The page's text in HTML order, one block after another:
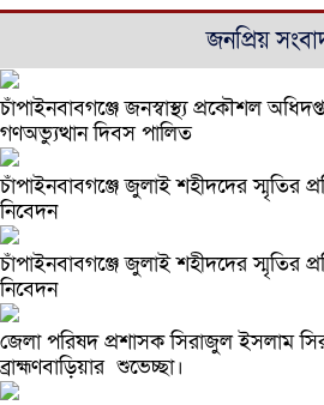
জনপ্রিয়
চাঁপাইনবাবগঞ্জে জনস্বাস্থ্য প্রকৌশল
গণঅভ্যুত্থান দিবস পালিত
চাঁপাইনবাবগঞ্জে জুলাই শহীদদের স্মৃতির
নিবেদন
চাঁপাইনবাবগঞ্জে জুলাই শহীদদের স্মৃতির
নিবেদন
জেলা পরিষদ প্রশাসক সিরাজুল ইসলাম
ব্রাহ্মণবাড়িয়ার শুভেচ্ছা।